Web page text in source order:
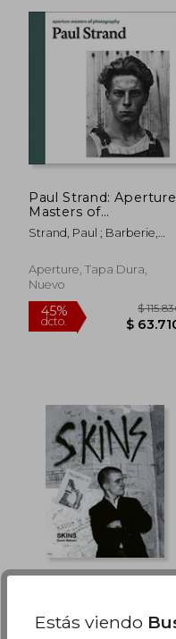
$
Paul Strand: Aperture
Masters of
Photography (en
Inglés)
Strand, Paul ; Barberie,
Aperture, Tapa Dura,
Nuevo
Watson, Gavin
Estás viendo